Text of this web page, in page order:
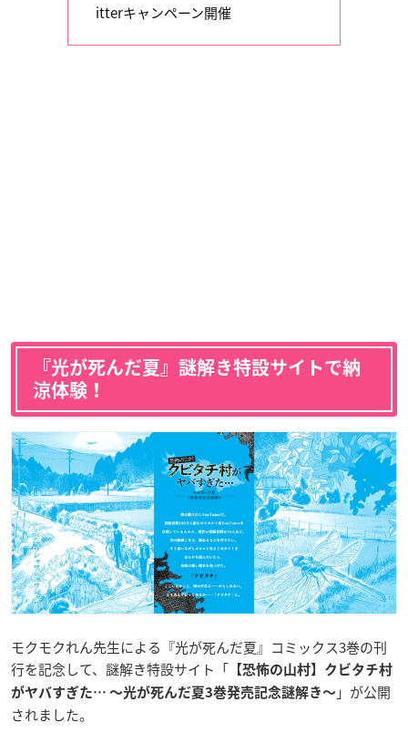
itterキャンペーン開催
『光が死んだ夏』謎解き特設サイトで納
涼体験！
モクモクれん先生による『光が死んだ夏』コミックス3巻の刊
行を記念して、謎解き特設サイト「 【恐怖の山村】クビタチ村
がヤバすぎた… 〜光が死んだ夏3巻発売記念謎解き〜 」が公開
されました。